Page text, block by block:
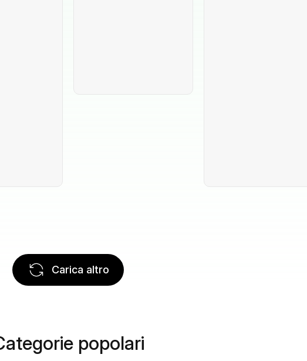
Carica altro
popolari